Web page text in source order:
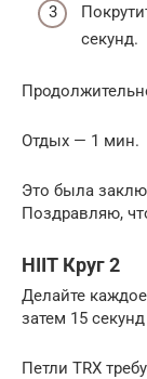
секунд.
Отдых — 1 мин.
Это была
Поздравляю,
HIIT Круг 2
Делайте
затем 15
Петли TRX